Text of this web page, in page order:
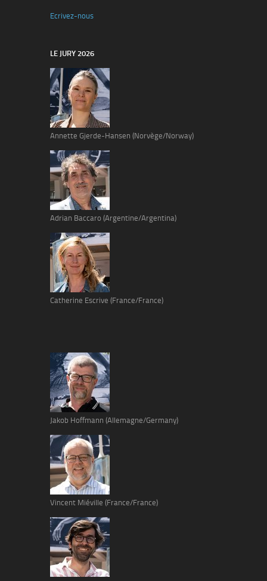
Ecrivez-nous
LE JURY 2026
Annette Gjerde-Hansen (Norvège/Norway)
Adrian Baccaro (Argentine/Argentina)
Catherine Escrive (France/France)
Jakob Hoffmann (Allemagne/Germany)
Vincent Miéville (France/France)